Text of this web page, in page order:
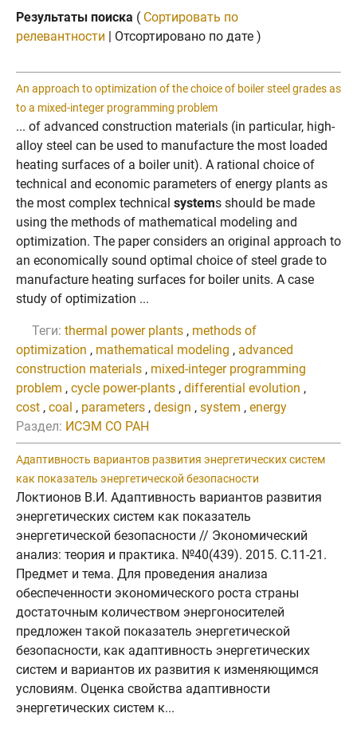
Результаты поиска ( Сортировать по
релевантности | Отсортировано по дате )
An approach to optimization of the choice of boiler steel grades as
to a mixed-integer programming problem
... of advanced construction materials (in particular, high-
alloy steel can be used to manufacture the most loaded
heating surfaces of a boiler unit). A rational choice of
technical and economic parameters of energy plants as
the most complex technical systems should be made
using the methods of mathematical modeling and
optimization. The paper considers an original approach to
an economically sound optimal choice of steel grade to
manufacture heating surfaces for boiler units. A case
study of optimization ...
Теги: thermal power plants , methods of
optimization , mathematical modeling , advanced
construction materials , mixed-integer programming
problem , cycle power-plants , differential evolution ,
cost , coal , parameters , design , system , energy
Раздел: ИСЭМ СО РАН
Адаптивность вариантов развития энергетических систем
как показатель энергетической безопасности
Локтионов В.И. Адаптивность вариантов развития
энергетических систем как показатель
энергетической безопасности // Экономический
анализ: теория и практика. №40(439). 2015. C.11-21.
Предмет и тема. Для проведения анализа
обеспеченности экономического роста страны
достаточным количеством энергоносителей
предложен такой показатель энергетической
безопасности, как адаптивность энергетических
систем и вариантов их развития к изменяющимся
условиям. Оценка свойства адаптивности
энергетических систем к...